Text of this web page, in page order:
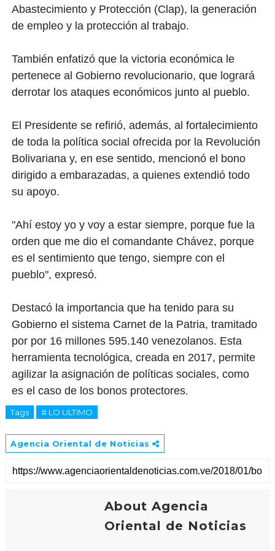
Abastecimiento y Protección (Clap), la generación
de empleo y la protección al trabajo.
También enfatizó que la victoria económica le
pertenece al Gobierno revolucionario, que logrará
derrotar los ataques económicos junto al pueblo.
El Presidente se refirió, además, al fortalecimiento
de toda la política social ofrecida por la Revolución
Bolivariana y, en ese sentido, mencionó el bono
dirigido a embarazadas, a quienes extendió todo
su apoyo.
"Ahí estoy yo y voy a estar siempre, porque fue la
orden que me dio el comandante Chávez, porque
es el sentimiento que tengo, siempre con el
pueblo", expresó.
Destacó la importancia que ha tenido para su
Gobierno el sistema Carnet de la Patria, tramitado
por por 16 millones 595.140 venezolanos. Esta
herramienta tecnológica, creada en 2017, permite
agilizar la asignación de políticas sociales, como
es el caso de los bonos protectores.
Tags # LO ULTIMO
Agencia Oriental de Noticias
About Agencia
Oriental de Noticias